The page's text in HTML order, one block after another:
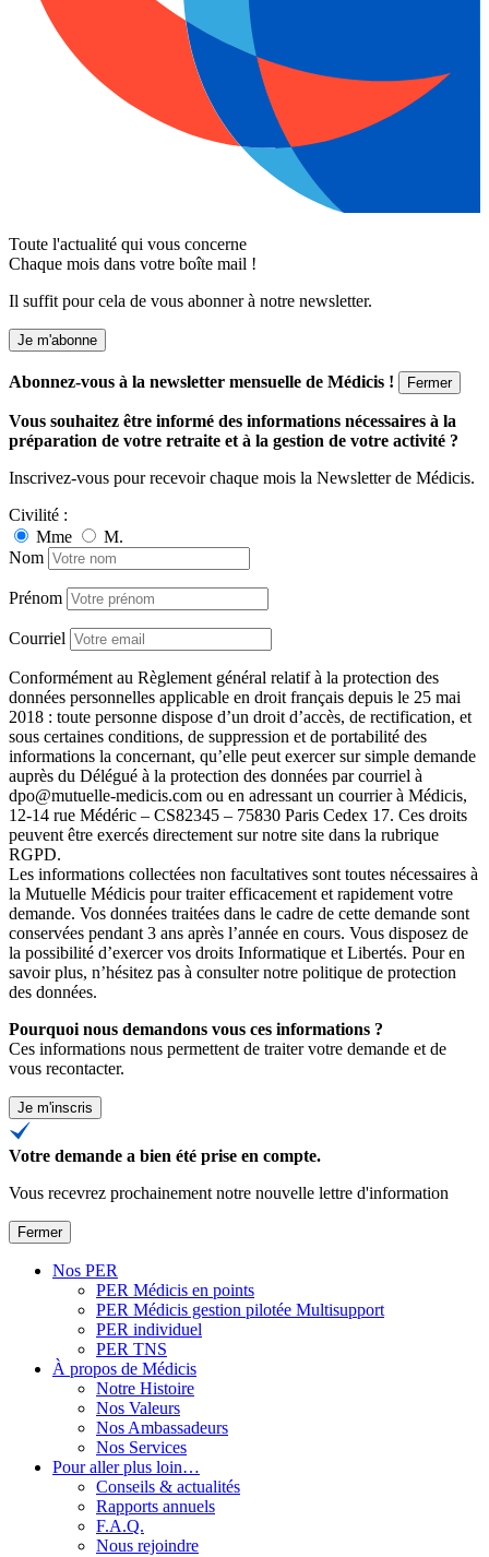
Toute l'actualité qui vous concerne
Chaque mois dans votre boîte mail !
Il suffit pour cela de vous abonner à notre newsletter.
Je m'abonne
Abonnez-vous à la newsletter mensuelle de Médicis ! Fermer
Vous souhaitez être informé des informations nécessaires à la
préparation de votre retraite et à la gestion de votre activité ?
Inscrivez-vous pour recevoir chaque mois la Newsletter de Médicis.
Civilité :
Mme
M.
Nom
Prénom
Courriel
Conformément au Règlement général relatif à la protection des
données personnelles applicable en droit français depuis le 25 mai
2018 : toute personne dispose d’un droit d’accès, de rectification, et
sous certaines conditions, de suppression et de portabilité des
informations la concernant, qu’elle peut exercer sur simple demande
auprès du Délégué à la protection des données par courriel à
dpo@mutuelle-medicis.com ou en adressant un courrier à Médicis,
12-14 rue Médéric – CS82345 – 75830 Paris Cedex 17. Ces droits
peuvent être exercés directement sur notre site dans la rubrique
RGPD.
Les informations collectées non facultatives sont toutes nécessaires à
la Mutuelle Médicis pour traiter efficacement et rapidement votre
demande. Vos données traitées dans le cadre de cette demande sont
conservées pendant 3 ans après l’année en cours. Vous disposez de
la possibilité d’exercer vos droits Informatique et Libertés. Pour en
savoir plus, n’hésitez pas à consulternotre politique de protection
des données.
Pourquoi nous demandons vous ces informations ?
Ces informations nous permettent de traiter votre demande et de
vous recontacter.
Je m'inscris
Votre demande a bien été prise en compte.
Vous recevrez prochainement notre nouvelle lettre d'information
Fermer
Nos PER
PER Médicis en points
PER Médicis gestion pilotée Multisupport
PER individuel
PER TNS
À propos de Médicis
Notre Histoire
Nos Valeurs
Nos Ambassadeurs
Nos Services
Pour aller plus loin…
Conseils & actualités
Rapports annuels
F.A.Q.
Nous rejoindre